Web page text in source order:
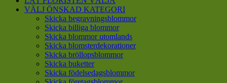
VÄLJ ÖNSKAD KATEGORI
Skicka begravningsblommor
Skicka billiga blommor
Skicka blommor utomlands
Skicka blomsterdekorationer
Skicka bröllopsblommor
Skicka buketter
Skicka födelsedagsblommor